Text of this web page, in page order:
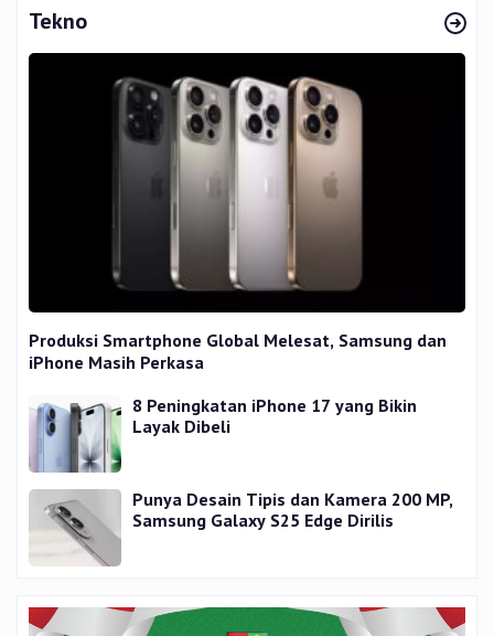
Tekno
Produksi Smartphone Global Melesat, Samsung dan
iPhone Masih Perkasa
8 Peningkatan iPhone 17 yang Bikin
Layak Dibeli
Punya Desain Tipis dan Kamera 200 MP,
Samsung Galaxy S25 Edge Dirilis